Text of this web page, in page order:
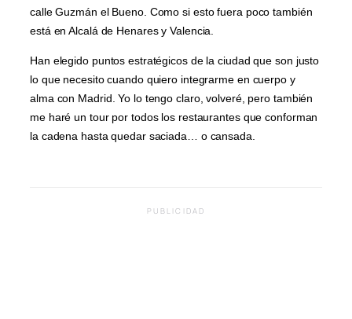
calle Guzmán el Bueno. Como si esto fuera poco también
está en Alcalá de Henares y Valencia.
Han elegido puntos estratégicos de la ciudad que son justo
lo que necesito cuando quiero integrarme en cuerpo y
alma con Madrid. Yo lo tengo claro, volveré, pero también
me haré un tour por todos los restaurantes que conforman
la cadena hasta quedar saciada… o cansada.
PUBLICIDAD